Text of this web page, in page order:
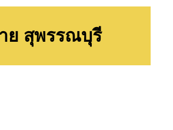
ย สุพรรณบุรี